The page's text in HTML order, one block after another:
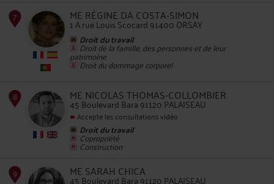
ME RÉGINE DA COSTA-SIMON
1 A rue Louis Scocard 91400 ORSAY
Droit du travail
Droit de la famille, des personnes et de leur
patrimoine
Droit du dommage corporel
ME NICOLAS THOMAS-COLLOMBIER
45 Boulevard Bara 91120 PALAISEAU
Accepte les consultations vidéo
Droit du travail
Copropriété
Construction
ME SARAH CHICA
45 Boulevard Bara 91120 PALAISEAU